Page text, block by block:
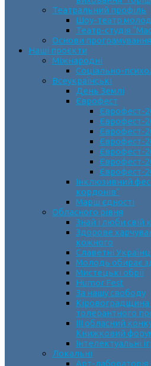
Театральний профіль
Шоу-театр
Театр-студія
Основи програмування
Наші проєкти
Міжнародні
Соціально-
Всеукраїнські
День Землі
Єврофест
Єврофест-
Єврофест-
Єврофест-
Єврофест-
Єврофест-
Єврофест-
Єврофест-
Інклюзивний
кордонів”
Марш єдності
Обласного рівня
Знай і люби свій
Здорове
кожного
Славетні
Молодь обирає
Мистецькі обрії
Humor Fest
За нашу свободу
Кіровоградщина
толерантного
ІII обласний
Книжковий
Інтелектуальні
Локальні
Арт-